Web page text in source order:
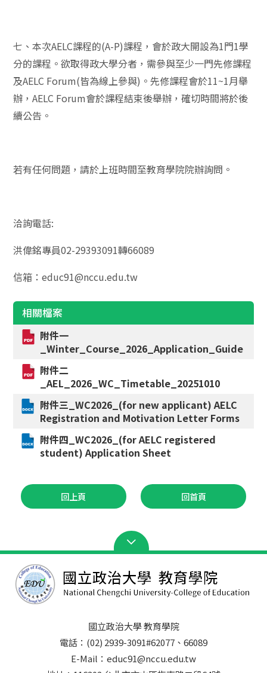
七、本次AELC課程的(A-P)課程，會於政大開設為1門1學
分的課程。欲取得政大學分者，需參與至少一門先修課程
及AELC Forum(皆為線上參與)。先修課程會於11~1月舉
辦，AELC Forum會於課程結束後舉辦，確切時間將於後
續公告。
若有任何問題，請於上班時間至教育學院院辦詢問。
洽詢電話:
洪偉銘專員02-29393091轉66089
信箱：educ91@nccu.edu.tw
相關檔案
附件一
_Winter_Course_2026_Application_Guide
附件二
_AEL_2026_WC_Timetable_20251010
附件三_WC2026_(for new applicant) AELC
Registration and Motivation Letter Forms
附件四_WC2026_(for AELC registered
student) Application Sheet
回上頁 回首頁
國立政治大學 教育學院
電話：(02) 2939-3091#62077、66089
E-Mail：educ91@nccu.edu.tw